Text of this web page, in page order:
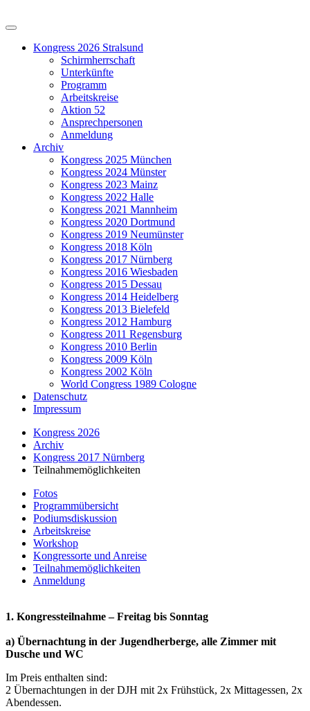
Kongress 2026 Stralsund
Schirmherrschaft
Unterkünfte
Programm
Arbeitskreise
Aktion 52
Ansprechpersonen
Anmeldung
Archiv
Kongress 2025 München
Kongress 2024 Münster
Kongress 2023 Mainz
Kongress 2022 Halle
Kongress 2021 Mannheim
Kongress 2020 Dortmund
Kongress 2019 Neumünster
Kongress 2018 Köln
Kongress 2017 Nürnberg
Kongress 2016 Wiesbaden
Kongress 2015 Dessau
Kongress 2014 Heidelberg
Kongress 2013 Bielefeld
Kongress 2012 Hamburg
Kongress 2011 Regensburg
Kongress 2010 Berlin
Kongress 2009 Köln
Kongress 2002 Köln
World Congress 1989 Cologne
Datenschutz
Impressum
Kongress 2026
Archiv
Kongress 2017 Nürnberg
Teilnahmemöglichkeiten
Fotos
Programmübersicht
Podiumsdiskussion
Arbeitskreise
Workshop
Kongressorte und Anreise
Teilnahmemöglichkeiten
Anmeldung
1. Kongressteilnahme – Freitag bis Sonntag
a) Übernachtung in der Jugendherberge, alle Zimmer mit
Dusche und WC
Im Preis enthalten sind:
2 Übernachtungen in der DJH mit 2x Frühstück, 2x Mittagessen, 2x
Abendessen.